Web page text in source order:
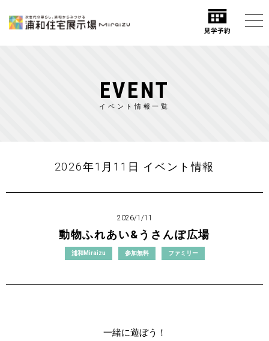
EVENT
イベント情報一覧
2026年1月11日 イベント情報
2026/1/11
動物ふれあい&うさんぽ広場
浦和Miraizu 参加無料 ファミリー
一緒に遊ぼう！